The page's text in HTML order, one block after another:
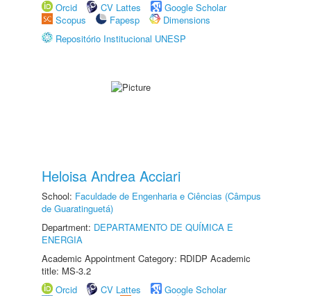
Orcid
CV Lattes
Google Scholar
Scopus
Fapesp
Dimensions
Repositório Institucional UNESP
Heloisa Andrea Acciari
School: Faculdade de Engenharia e Ciências (Câmpus
de Guaratinguetá)
Department: DEPARTAMENTO DE QUÍMICA E
ENERGIA
Academic Appointment Category: RDIDP Academic
title: MS-3.2
Orcid
CV Lattes
Google Scholar